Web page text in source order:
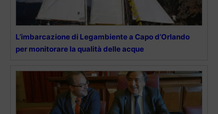
L’imbarcazione di Legambiente a Capo d’Orlando
per monitorare la qualità delle acque